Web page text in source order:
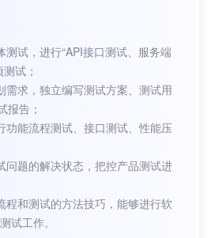
测试，进行“API接口测试、服务端
试；
需求，独立编写测试方案、测试用
报告；
功能流程测试、接口测试、性能压
问题的解决状态，把控产品测试进
程和测试的方法技巧，能够进行软
试工作。